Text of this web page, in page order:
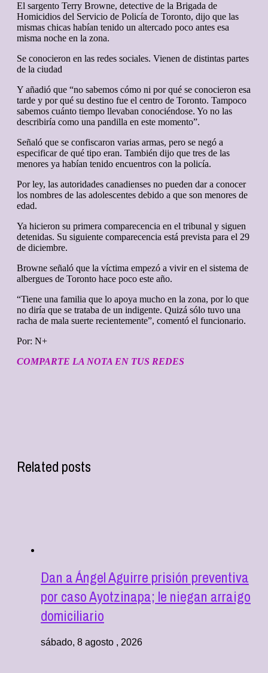
El sargento Terry Browne, detective de la Brigada de
Homicidios del Servicio de Policía de Toronto, dijo que las
mismas chicas habían tenido un altercado poco antes esa
misma noche en la zona.
Se conocieron en las redes sociales. Vienen de distintas partes
de la ciudad
Y añadió que “no sabemos cómo ni por qué se conocieron esa
tarde y por qué su destino fue el centro de Toronto. Tampoco
sabemos cuánto tiempo llevaban conociéndose. Yo no las
describiría como una pandilla en este momento”.
Señaló que se confiscaron varias armas, pero se negó a
especificar de qué tipo eran. También dijo que tres de las
menores ya habían tenido encuentros con la policía.
Por ley, las autoridades canadienses no pueden dar a conocer
los nombres de las adolescentes debido a que son menores de
edad.
Ya hicieron su primera comparecencia en el tribunal y siguen
detenidas. Su siguiente comparecencia está prevista para el 29
de diciembre.
Browne señaló que la víctima empezó a vivir en el sistema de
albergues de Toronto hace poco este año.
“Tiene una familia que lo apoya mucho en la zona, por lo que
no diría que se trataba de un indigente. Quizá sólo tuvo una
racha de mala suerte recientemente”, comentó el funcionario.
Por: N+
COMPARTE LA NOTA EN TUS REDES
Related posts
Dan a Ángel Aguirre prisión preventiva
por caso Ayotzinapa; le niegan arraigo
domiciliario
sábado, 8 agosto , 2026